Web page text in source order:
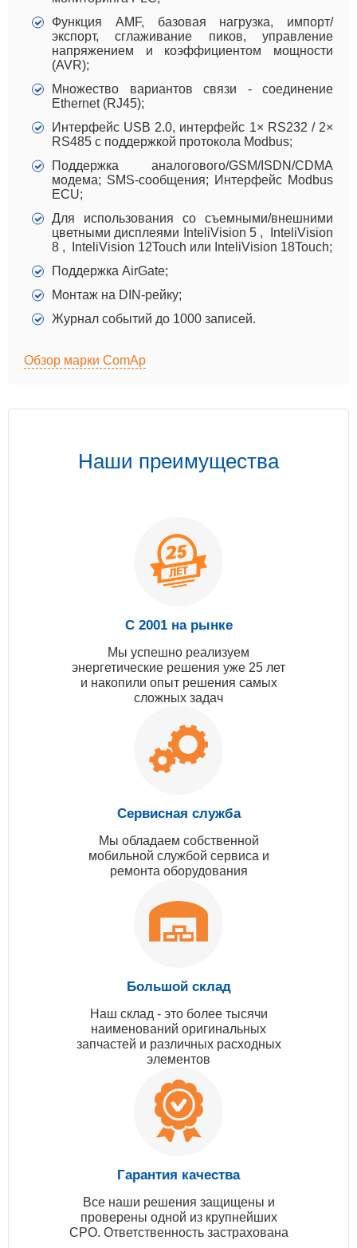
Функция AMF, базовая нагрузка, импорт/
экспорт, сглаживание пиков, управление
напряжением и коэффициентом мощности
(AVR);
Множество вариантов связи - соединение
Ethernet (RJ45);
Интерфейс USB 2.0, интерфейс 1× RS232 / 2×
RS485 с поддержкой протокола Modbus;
Поддержка аналогового/GSM/ISDN/CDMA
модема; SMS-сообщения; Интерфейс Modbus
ECU;
Для использования со съемными/внешними
цветными дисплеями InteliVision 5 , InteliVision
8 , InteliVision 12Touch или InteliVision 18Touch;
Поддержка AirGate;
Монтаж на DIN-рейку;
Журнал событий до 1000 записей.
Обзор марки ComAp
Наши преимущества
С 2001 на рынке
Мы успешно реализуем
энергетические решения уже 25 лет
и накопили опыт решения самых
сложных задач
Сервисная служба
Мы обладаем собственной
мобильной службой сервиса и
ремонта оборудования
Большой склад
Наш склад - это более тысячи
наименований оригинальных
запчастей и различных расходных
элементов
Гарантия качества
Все наши решения защищены и
проверены одной из крупнейших
СРО. Ответственность застрахована